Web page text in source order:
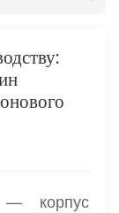
— корпус